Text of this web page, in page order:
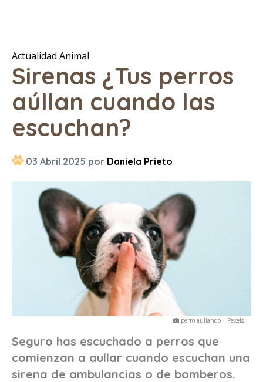
Actualidad Animal
Sirenas ¿Tus perros
aúllan cuando las
escuchan?
03 Abril 2025 por Daniela Prieto
perro aullando | Pexels.
Seguro has escuchado a perros que
comienzan a aullar cuando escuchan una
sirena de ambulancias o de bomberos.